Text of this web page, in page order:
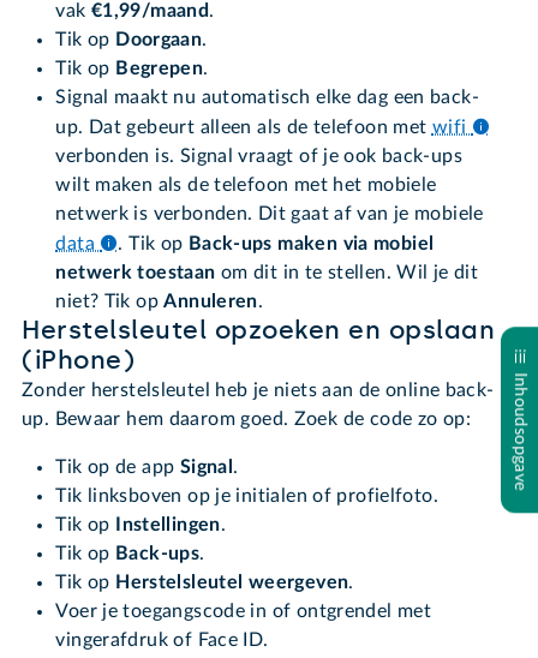
vak €1,99/maand.
Tik op Doorgaan.
Tik op Begrepen.
Signal maakt nu automatisch elke dag een back-
up. Dat gebeurt alleen als de telefoon met wifi
verbonden is. Signal vraagt of je ook back-ups
wilt maken als de telefoon met het mobiele
netwerk is verbonden. Dit gaat af van je mobiele
data
. Tik op Back-ups maken via mobiel
netwerk toestaan om dit in te stellen. Wil je dit
niet? Tik opAnnuleren.
Herstelsleutel opzoeken en opslaan
(iPhone)
Zonder herstelsleutel heb je niets aan de online back-
up. Bewaar hem daarom goed. Zoek de code zo op:
Tik op de app Signal .
Tik linksboven op je initialen of profielfoto.
Tik op
Instellingen.
Tik op Back-ups.
Tik op Herstelsleutel weergeven.
Voer je toegangscode in of ontgrendel met
vingerafdruk of Face ID.
Inhoudsopgave